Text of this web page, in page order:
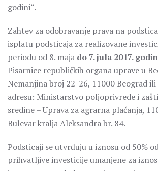
godini“.
Zahtev za odobravanje prava na
isplatu podsticaja za realizovane
periodu od 8. maja do 7. jula 2017.
Pisarnice republičkih organa uprave u
Nemanjina broj 22-26, 11000 Beograd
adresu: Ministarstvo poljoprivrede i
sredine – Uprava za agrarna plaćanja,
Bulevar kralja Aleksandra br. 84.
Podsticaji se utvrđuju u iznosu od 50%
prihvatljive investicije umanjene za